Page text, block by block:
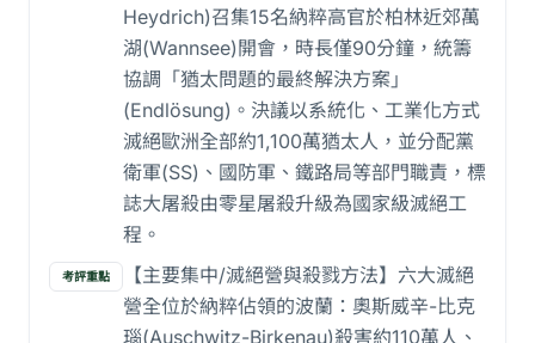
Heydrich)召集15名納粹高官於柏林近郊萬
湖(Wannsee)開會，時長僅90分鐘，統籌
協調「猶太問題的最終解決方案」
(Endlösung)。決議以系統化、工業化方式
滅絕歐洲全部約1,100萬猶太人，並分配黨
衛軍(SS)、國防軍、鐵路局等部門職責，標
誌大屠殺由零星屠殺升級為國家級滅絕工
程。
考評重點
【主要集中/滅絕營與殺戮方法】六大滅絕
營全位於納粹佔領的波蘭：奧斯威辛-比克
瑙(Auschwitz-Birkenau)殺害約110萬人、